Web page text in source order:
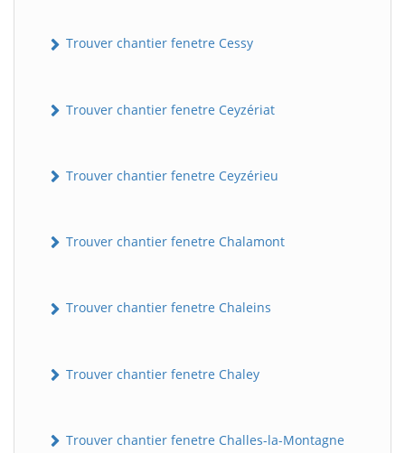
Trouver chantier fenetre Cessy
Trouver chantier fenetre Ceyzériat
Trouver chantier fenetre Ceyzérieu
Trouver chantier fenetre Chalamont
Trouver chantier fenetre Chaleins
Trouver chantier fenetre Chaley
Trouver chantier fenetre Challes-la-Montagne